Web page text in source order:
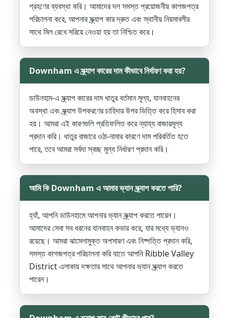
গ্রহণের ব্যবস্থা করি। আমাদের দল সমস্ত প্রয়োজনীয় কাগজপত্র
পরিচালনা করে, আপনার স্ক্র্যাপ কার দ্রুত এবং স্থানীয় নিয়মাবলীর
সাথে মিল রেখে সরিয়ে নেওয়া হয় তা নিশ্চিত করে।
Downham এ স্ক্র্যাপ কারের দাম কীভাবে নির্ধারণ করা হয়?
ডাউনহাম-এ স্ক্র্যাপ কারের দাম ধাতুর বর্তমান মূল্য, যানবাহনের
অবস্থা এবং স্ক্র্যাপ উপকরণের চাহিদার উপর ভিত্তি করে হিসাব করা
হয়। আমরা এই কারণগুলি প্রতিফলিত করে ন্যায্য বাজারমূল্য
প্রদান করি। ধাতুর বাজারে ওঠা-নামার কারণে দাম পরিবর্তিত হতে
পারে, তবে আমরা সর্বদা স্বচ্ছ মূল্য নির্ধারণ প্রদান করি।
আমি কি Downham এ আমার ভ্যান স্ক্র্যাপ করতে পারি?
হ্যাঁ, আপনি ডাউনহামে আপনার ভ্যান স্ক্র্যাপ করতে পারেন।
আমাদের সেবা সব ধরনের যানবাহন কভার করে, যার মধ্যে ভ্যানও
রয়েছে। আমরা ঝামেলামুক্ত অপসারণ এবং নিষ্পত্তি প্রদান করি,
সমস্ত কাগজপত্র পরিচালনা করি যাতে আপনি Ribble Valley
District এলাকায় দক্ষতার সাথে আপনার ভ্যান স্ক্র্যাপ করতে
পারেন।